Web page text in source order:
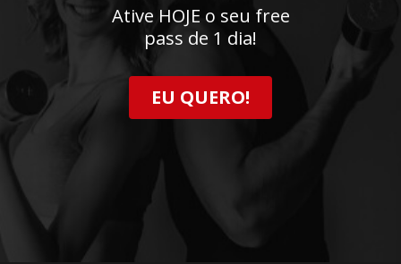
Ative HOJE o seu free
pass de 1 dia!
EU QUERO!